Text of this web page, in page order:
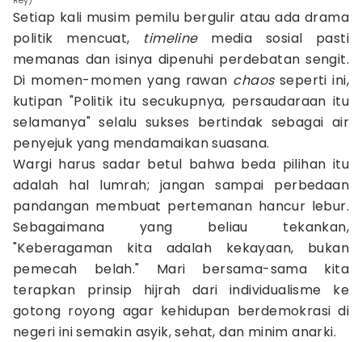
Setiap kali musim pemilu bergulir atau ada drama
politik mencuat, timelinemedia sosial pasti
memanas dan isinya dipenuhi perdebatan sengit.
Di momen-momen yang rawan chaosseperti ini,
kutipan "Politik itu secukupnya, persaudaraan itu
selamanya" selalu sukses bertindak sebagai air
penyejuk yang mendamaikan suasana.
Wargi harus sadar betul bahwa beda pilihan itu
adalah hal lumrah; jangan sampai perbedaan
pandangan membuat pertemanan hancur lebur.
Sebagaimana yang beliau tekankan,
"Keberagaman kita adalah kekayaan, bukan
pemecah belah." Mari bersama-sama kita
terapkan prinsip hijrah dari individualisme ke
gotong royong agar kehidupan berdemokrasi di
negeri ini semakin asyik, sehat, dan minim anarki.